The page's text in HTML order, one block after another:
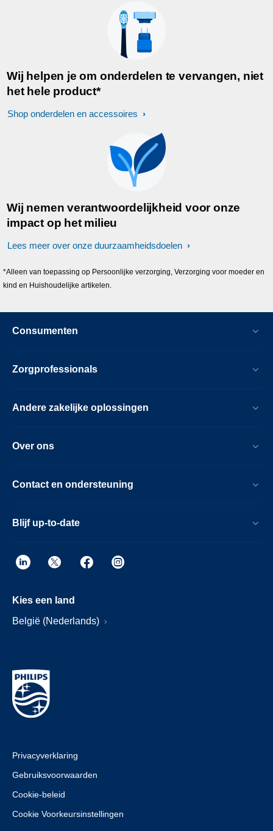
Wij helpen je om onderdelen te vervangen, niet
het hele product*
Shop onderdelen en accessoires
Wij nemen verantwoordelijkheid voor onze
impact op het milieu
Lees meer over onze duurzaamheidsdoelen
*Alleen van toepassing op Persoonlijke verzorging, Verzorging voor moeder en
kind en Huishoudelijke artikelen.
Consumenten
Zorgprofessionals
Andere zakelijke oplossingen
Over ons
Contact en ondersteuning
Blijf up-to-date
Kies een land
België (Nederlands)
Privacyverklaring
Gebruiksvoorwaarden
Cookie-beleid
Cookie Voorkeursinstellingen